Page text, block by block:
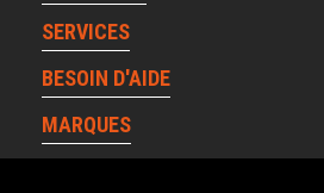
SERVICES
BESOIN D'AIDE
MARQUES